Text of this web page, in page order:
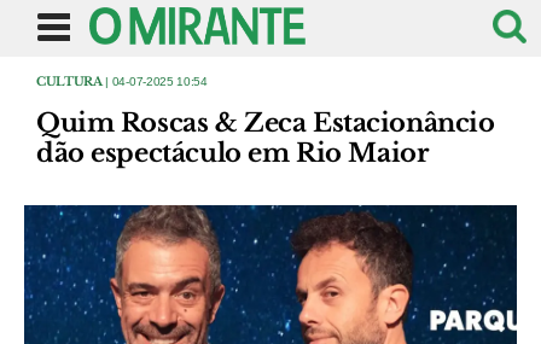
CULTURA | 04-07-2025 10:54
Quim Roscas & Zeca Estacionâncio
dão espectáculo em Rio Maior